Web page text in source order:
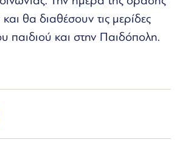
θα διαθέσουν τις μερίδες
παιδιού και στην Παιδόπολη.